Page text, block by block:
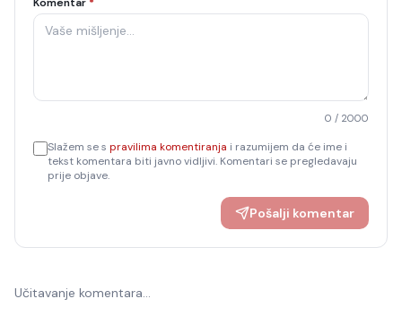
0 / 2000
Slažem se s pravilima komentiranja i razumijem da će ime i
tekst komentara biti javno vidljivi. Komentari se pregledavaju
prije objave.
Pošalji komentar
Učitavanje komentara…